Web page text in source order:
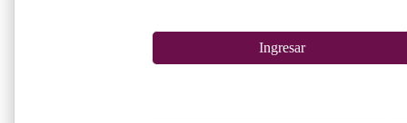
Ingresar